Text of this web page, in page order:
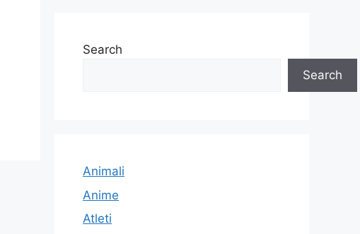
Search
Search
Animali
Anime
Atleti